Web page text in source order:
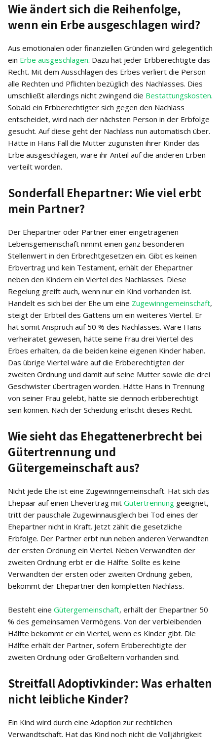
Wie ändert sich die Reihenfolge,
wenn ein Erbe ausgeschlagen wird?
Aus emotionalen oder finanziellen Gründen wird gelegentlich
ein Erbe ausgeschlagen. Dazu hat jeder Erbberechtigte das
Recht. Mit dem Ausschlagen des Erbes verliert die Person
alle Rechten und Pflichten bezüglich des Nachlasses. Dies
umschließt allerdings nicht zwingend die Bestattungskosten.
Sobald ein Erbberechtigter sich gegen den Nachlass
entscheidet, wird nach der nächsten Person in der Erbfolge
gesucht. Auf diese geht der Nachlass nun automatisch über.
Hätte in Hans Fall die Mutter zugunsten ihrer Kinder das
Erbe ausgeschlagen, wäre ihr Anteil auf die anderen Erben
verteilt worden.
Sonderfall Ehepartner: Wie viel erbt
mein Partner?
Der Ehepartner oder Partner einer eingetragenen
Lebensgemeinschaft nimmt einen ganz besonderen
Stellenwert in den Erbrechtgesetzen ein. Gibt es keinen
Erbvertrag und kein Testament, erhält der Ehepartner
neben den Kindern ein Viertel des Nachlasses. Diese
Regelung greift auch, wenn nur ein Kind vorhanden ist.
Handelt es sich bei der Ehe um eine Zugewinngemeinschaft,
steigt der Erbteil des Gattens um ein weiteres Viertel. Er
hat somit Anspruch auf 50 % des Nachlasses. Wäre Hans
verheiratet gewesen, hätte seine Frau drei Viertel des
Erbes erhalten, da die beiden keine eigenen Kinder haben.
Das übrige Viertel wäre auf die Erbberechtigten der
zweiten Ordnung und damit auf seine Mutter sowie die drei
Geschwister übertragen worden. Hätte Hans in Trennung
von seiner Frau gelebt, hätte sie dennoch erbberechtigt
sein können. Nach der Scheidung erlischt dieses Recht.
Wie sieht das Ehegattenerbrecht bei
Gütertrennung und
Gütergemeinschaft aus?
Nicht jede Ehe ist eine Zugewinngemeinschaft. Hat sich das
Ehepaar auf einen Ehevertrag mit Gütertrennung geeignet,
tritt der pauschale Zugewinnausgleich bei Tod eines der
Ehepartner nicht in Kraft. Jetzt zählt die gesetzliche
Erbfolge. Der Partner erbt nun neben anderen Verwandten
der ersten Ordnung ein Viertel. Neben Verwandten der
zweiten Ordnung erbt er die Hälfte. Sollte es keine
Verwandten der ersten oder zweiten Ordnung geben,
bekommt der Ehepartner den kompletten Nachlass.
Besteht eine Gütergemeinschaft, erhält der Ehepartner 50
% des gemeinsamen Vermögens. Von der verbleibenden
Hälfte bekommt er ein Viertel, wenn es Kinder gibt. Die
Hälfte erhält der Partner, sofern Erbberechtigte der
zweiten Ordnung oder Großeltern vorhanden sind.
Streitfall Adoptivkinder: Was erhalten
nicht leibliche Kinder?
Ein Kind wird durch eine Adoption zur rechtlichen
Verwandtschaft. Hat das Kind noch nicht die Volljährigkeit